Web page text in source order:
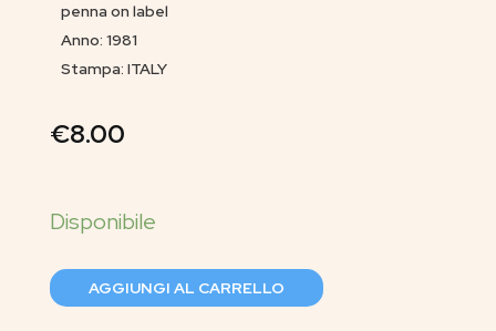
penna on label
Anno: 1981
Stampa: ITALY
€8.00
AGGIUNGI AL CARRELLO